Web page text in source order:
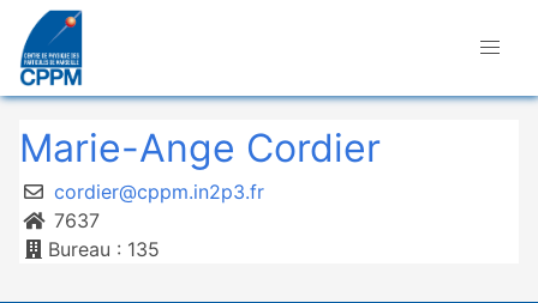
Marie-Ange Cordier
cordier@cppm.in2p3.fr
7637
Bureau : 135